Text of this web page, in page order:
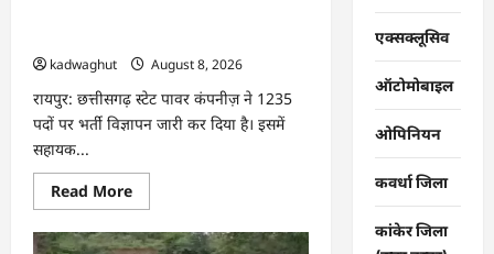
kadwaghut
August 8, 2026
रायपुर: छत्तीसगढ़ स्टेट पावर कंपनीज़ ने 1235
पदों पर भर्ती विज्ञापन जारी कर दिया है। इसमें
सहायक...
Read MoreRead
more
CG
एक्सक्लूसिव
ऑटोमोबाइल
ओपिनियन
कवर्धा जिला
कांकेर जिला